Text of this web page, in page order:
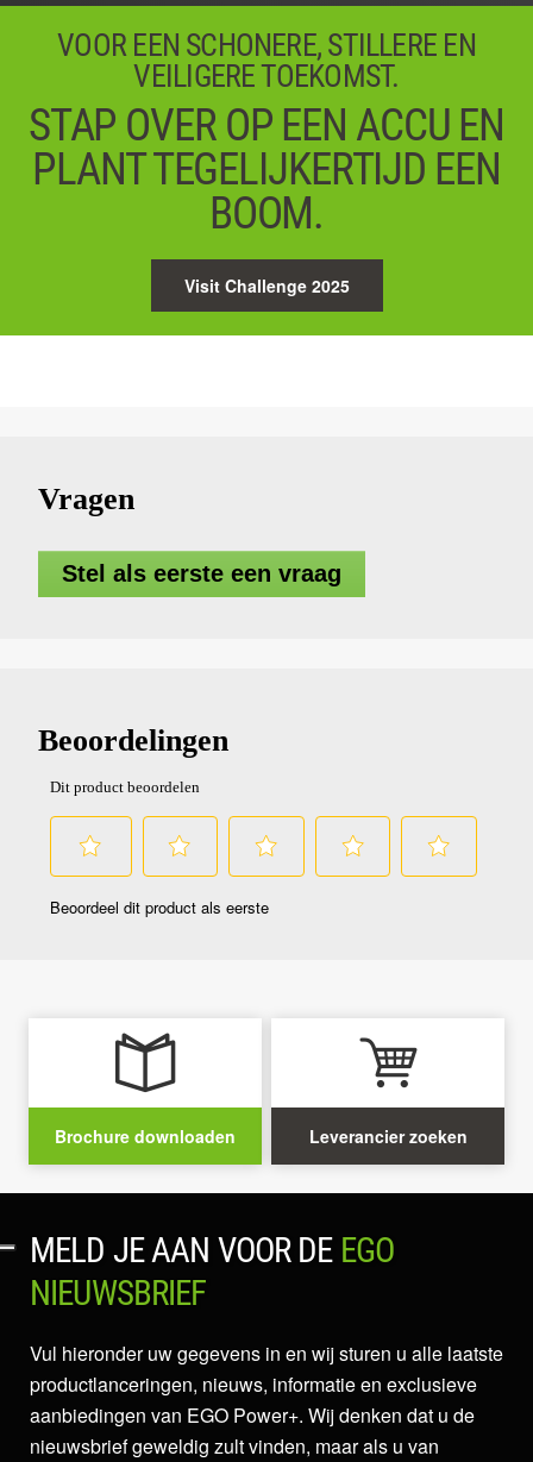
VOOR EEN SCHONERE, STILLERE EN
VEILIGERE TOEKOMST.
STAP OVER OP EEN ACCU EN
PLANT TEGELIJKERTIJD EEN
BOOM.
Visit Challenge 2025
Vragen
Stel als eerste een vraag
Brochure downloaden Leverancier zoeken
MELD JE AAN VOOR DE EGO
NIEUWSBRIEF
Vul hieronder uw gegevens in en wij sturen u alle laatste
productlanceringen, nieuws, informatie en exclusieve
aanbiedingen van EGO Power+. Wij denken dat u de
nieuwsbrief geweldig zult vinden, maar als u van